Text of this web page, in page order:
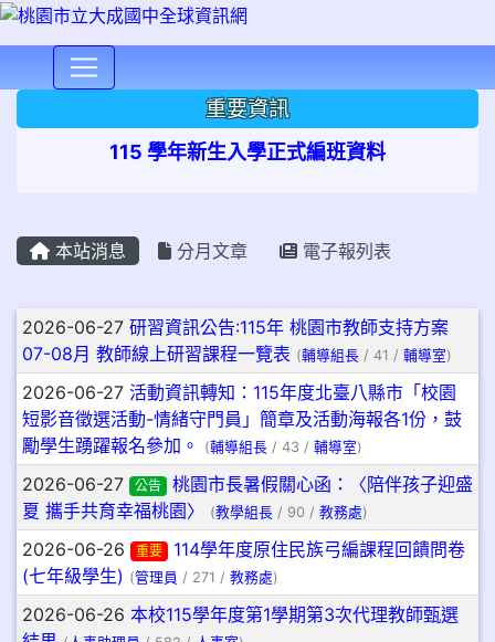
重要資訊
115 學年新生入學正式編班資料
本站消息 分月文章 電子報列表
文章列表
2026-06-27 研習資訊公告:115年 桃園市教師支持方案
07-08月 教師線上研習課程一覽表 (輔導組長 / 41 / 輔導室)
2026-06-27 活動資訊轉知：115年度北臺八縣市「校園
短影音徵選活動-情緒守門員」簡章及活動海報各1份，鼓
勵學生踴躍報名參加。
(輔導組長 / 43 / 輔導室)
2026-06-27 公告
桃園市長暑假關心函：〈陪伴孩子迎盛
夏 攜手共育幸福桃園〉
(教學組長 / 90 / 教務處)
2026-06-26 重要
114學年度原住民族弓編課程回饋問卷
(七年級學生) (管理員 / 271 / 教務處)
2026-06-26 本校115學年度第1學期第3次代理教師甄選